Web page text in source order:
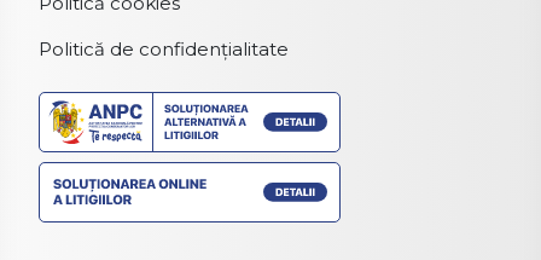
Politică de confidențialitate